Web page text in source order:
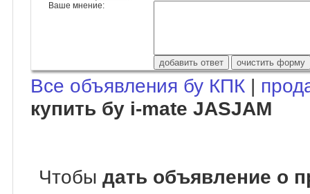
Ваше мнение:
Все объявления бу КПК |
купить бу i-mate JASJAM
Чтобы дать объявление о